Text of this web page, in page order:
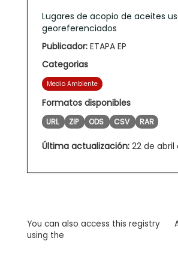
Lugares de acopio de aceites
georeferenciados
Publicador: ETAPA EP
Categorias
Medio Ambiente
Formatos disponibles
URL ZIP ODS CSV RAR
Última actualización: 22 de abril
You can also access this registry
using the